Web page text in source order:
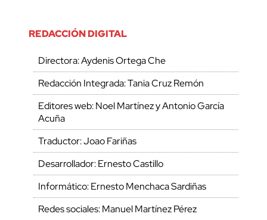
REDACCIÓN DIGITAL
Directora: Aydenis Ortega Che
Redacción Integrada: Tania Cruz Remón
Editores web: Noel Martínez y Antonio García
Acuña
Traductor: Joao Fariñas
Desarrollador: Ernesto Castillo
Informático: Ernesto Menchaca Sardiñas
Redes sociales: Manuel Martínez Pérez